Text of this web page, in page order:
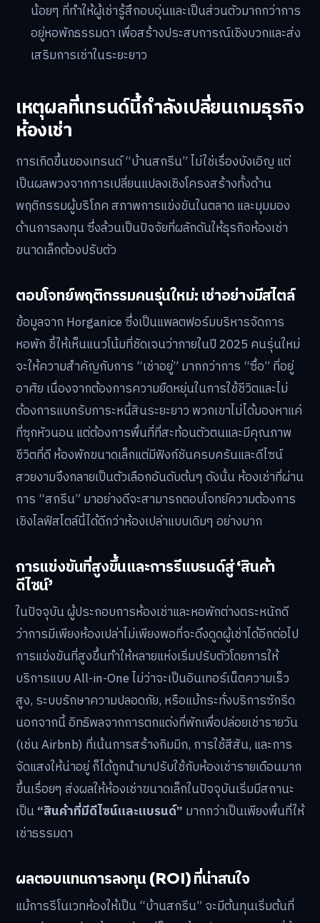
น้อยๆ ที่ทำให้ผู้เช่ารู้สึกอบอุ่นและเป็นส่วนตัวมากกว่าการ
อยู่หอพักธรรมดา เพื่อสร้างประสบการณ์เชิงบวกและส่ง
เสริมการเช่าในระยะยาว
เหตุผลที่เทรนด์นี้กำลังเปลี่ยนเกมธุรกิจ
ห้องเช่า
การเกิดขึ้นของเทรนด์ “บ้านสกรีน” ไม่ใช่เรื่องบังเอิญ แต่
เป็นผลพวงจากการเปลี่ยนแปลงเชิงโครงสร้างทั้งด้าน
พฤติกรรมผู้บริโภค สภาพการแข่งขันในตลาด และมุมมอง
ด้านการลงทุน ซึ่งล้วนเป็นปัจจัยที่ผลักดันให้ธุรกิจห้องเช่า
ขนาดเล็กต้องปรับตัว
ตอบโจทย์พฤติกรรมคนรุ่นใหม่: เช่าอย่างมีสไตล์
ข้อมูลจาก Horganice ซึ่งเป็นแพลตฟอร์มบริหารจัดการ
หอพัก ชี้ให้เห็นแนวโน้มที่ชัดเจนว่าภายในปี 2025 คนรุ่นใหม่
จะให้ความสำคัญกับการ “เช่าอยู่” มากกว่าการ “ซื้อ” ที่อยู่
อาศัย เนื่องจากต้องการความยืดหยุ่นในการใช้ชีวิตและไม่
ต้องการแบกรับภาระหนี้สินระยะยาว พวกเขาไม่ได้มองหาแค่
ที่ซุกหัวนอน แต่ต้องการพื้นที่ที่สะท้อนตัวตนและมีคุณภาพ
ชีวิตที่ดี ห้องพักขนาดเล็กแต่มีฟังก์ชันครบครันและดีไซน์
สวยงามจึงกลายเป็นตัวเลือกอันดับต้นๆ ดังนั้น ห้องเช่าที่ผ่าน
การ “สกรีน” มาอย่างดีจะสามารถตอบโจทย์ความต้องการ
เชิงไลฟ์สไตล์นี้ได้ดีกว่าห้องเปล่าแบบเดิมๆ อย่างมาก
การแข่งขันที่สูงขึ้นและการรีแบรนด์สู่ ‘สินค้า
ดีไซน์’
ในปัจจุบัน ผู้ประกอบการห้องเช่าและหอพักต่างตระหนักดี
ว่าการมีเพียงห้องเปล่าไม่เพียงพอที่จะดึงดูดผู้เช่าได้อีกต่อไป
การแข่งขันที่สูงขึ้นทำให้หลายแห่งเริ่มปรับตัวโดยการให้
บริการแบบ All-in-One ไม่ว่าจะเป็นอินเทอร์เน็ตความเร็ว
สูง, ระบบรักษาความปลอดภัย, หรือแม้กระทั่งบริการซักรีด
นอกจากนี้ อิทธิพลจากการตกแต่งที่พักเพื่อปล่อยเช่ารายวัน
(เช่น Airbnb) ที่เน้นการสร้างกิมมิก, การใช้สีสัน, และการ
จัดแสงให้น่าอยู่ ก็ได้ถูกนำมาปรับใช้กับห้องเช่ารายเดือนมาก
ขึ้นเรื่อยๆ ส่งผลให้ห้องเช่าขนาดเล็กในปัจจุบันเริ่มมีสถานะ
เป็น“สินค้าที่มีดีไซน์และแบรนด์” มากกว่าเป็นเพียงพื้นที่ให้
เช่าธรรมดา
ผลตอบแทนการลงทุน (ROI) ที่น่าสนใจ
แม้การรีโนเวทห้องให้เป็น “บ้านสกรีน” จะมีต้นทุนเริ่มต้นที่